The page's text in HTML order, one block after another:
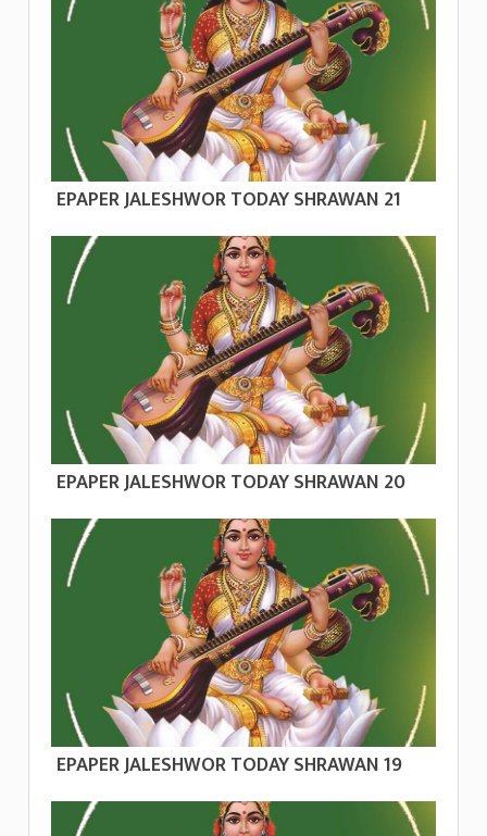
EPAPER JALESHWOR TODAY SHRAWAN 21
EPAPER JALESHWOR TODAY SHRAWAN 20
EPAPER JALESHWOR TODAY SHRAWAN 19